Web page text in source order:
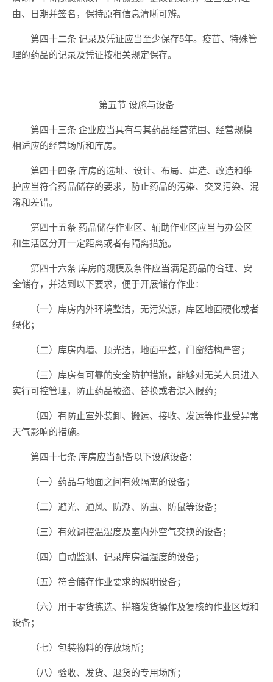
由、日期并签名，保持原有信息清晰可辨。
第四十二条 记录及凭证应当至少保存5年。疫苗、特殊管
理的药品的记录及凭证按相关规定保存。
第五节 设施与设备
第四十三条 企业应当具有与其药品经营范围、经营规模
相适应的经营场所和库房。
第四十四条 库房的选址、设计、布局、建造、改造和维
护应当符合药品储存的要求，防止药品的污染、交叉污染、混
淆和差错。
第四十五条 药品储存作业区、辅助作业区应当与办公区
和生活区分开一定距离或者有隔离措施。
第四十六条 库房的规模及条件应当满足药品的合理、安
全储存，并达到以下要求，便于开展储存作业：
（一）库房内外环境整洁，无污染源，库区地面硬化或者
绿化；
（二）库房内墙、顶光洁，地面平整，门窗结构严密；
（三）库房有可靠的安全防护措施，能够对无关人员进入
实行可控管理，防止药品被盗、替换或者混入假药；
（四）有防止室外装卸、搬运、接收、发运等作业受异常
天气影响的措施。
第四十七条 库房应当配备以下设施设备：
（一）药品与地面之间有效隔离的设备；
（二）避光、通风、防潮、防虫、防鼠等设备；
（三）有效调控温湿度及室内外空气交换的设备；
（四）自动监测、记录库房温湿度的设备；
（五）符合储存作业要求的照明设备；
（六）用于零货拣选、拼箱发货操作及复核的作业区域和
设备；
（七）包装物料的存放场所；
（八）验收、发货、退货的专用场所；